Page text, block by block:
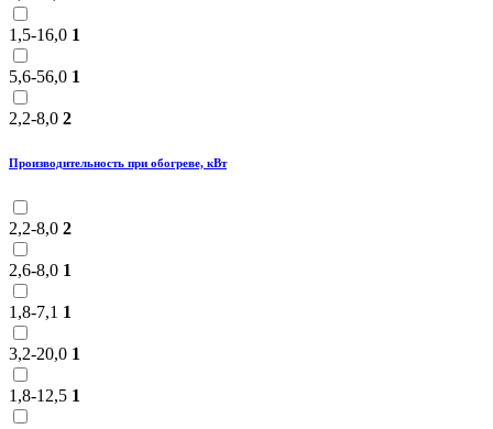
1,5-16,0 1
5,6-56,0 1
2,2-8,0 2
Производительность при обогреве, кВт
2,2-8,0 2
2,6-8,0 1
1,8-7,1 1
3,2-20,0 1
1,8-12,5 1